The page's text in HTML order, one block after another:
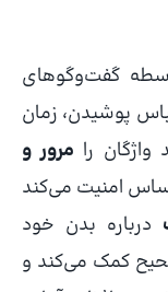
گفت‌وگوهای
پوشیدن، زمان
را مرور و
امنیت می‌کند
درباره بدن خود
کمک می‌کند و